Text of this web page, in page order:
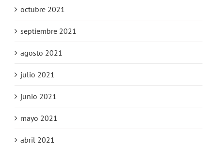
octubre 2021
septiembre 2021
agosto 2021
julio 2021
junio 2021
mayo 2021
abril 2021